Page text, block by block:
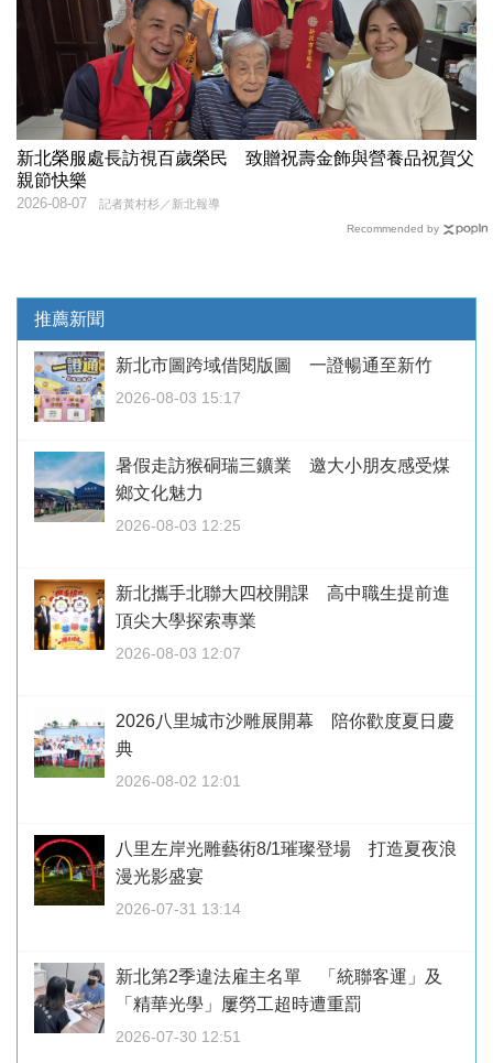
新北榮服處長訪視百歲榮民 致贈祝壽金飾與營養品祝賀父
親節快樂
記者黃村杉／新北報導
2026-08-07
Recommended by
推薦新聞
新北市圖跨域借閱版圖 一證暢通至新竹
2026-08-03 15:17
暑假走訪猴硐瑞三鑛業 邀大小朋友感受煤
鄉文化魅力
2026-08-03 12:25
新北攜手北聯大四校開課 高中職生提前進
頂尖大學探索專業
2026-08-03 12:07
2026八里城市沙雕展開幕 陪你歡度夏日慶
典
2026-08-02 12:01
八里左岸光雕藝術8/1璀璨登場 打造夏夜浪
漫光影盛宴
2026-07-31 13:14
新北第2季違法雇主名單 「統聯客運」及
「精華光學」屢勞工超時遭重罰
2026-07-30 12:51